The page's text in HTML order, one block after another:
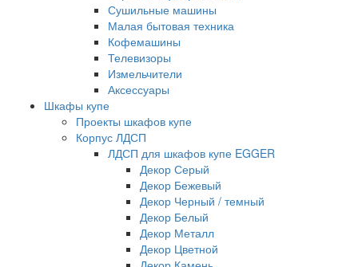
Сушильные машины
Малая бытовая техника
Кофемашины
Телевизоры
Измельчители
Аксессуары
Шкафы купе
Проекты шкафов купе
Корпус ЛДСП
ЛДСП для шкафов купе EGGER
Декор Серый
Декор Бежевый
Декор Черный / темный
Декор Белый
Декор Металл
Декор Цветной